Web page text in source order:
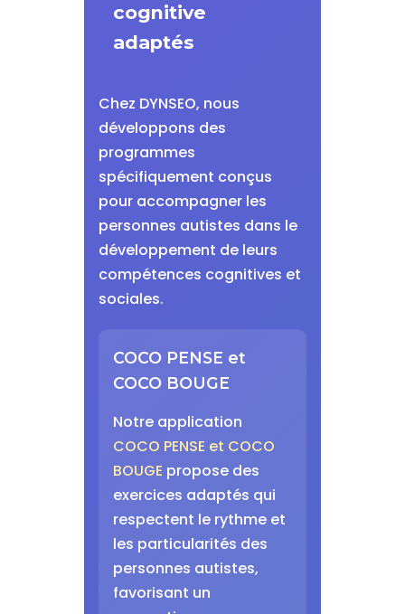
cognitive
adaptés
Chez DYNSEO, nous
développons des
programmes
spécifiquement conçus
pour accompagner les
personnes autistes dans le
développement de leurs
compétences cognitives et
sociales.
COCO PENSE et
COCO BOUGE
Notre application
COCO PENSE et COCO
BOUGE propose des
exercices adaptés qui
respectent le rythme et
les particularités des
personnes autistes,
favorisant un